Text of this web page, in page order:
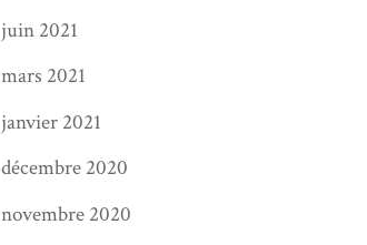
juin 2021
mars 2021
janvier 2021
décembre 2020
novembre 2020